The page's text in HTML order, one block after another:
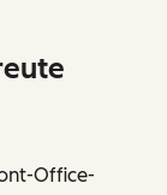
Office-